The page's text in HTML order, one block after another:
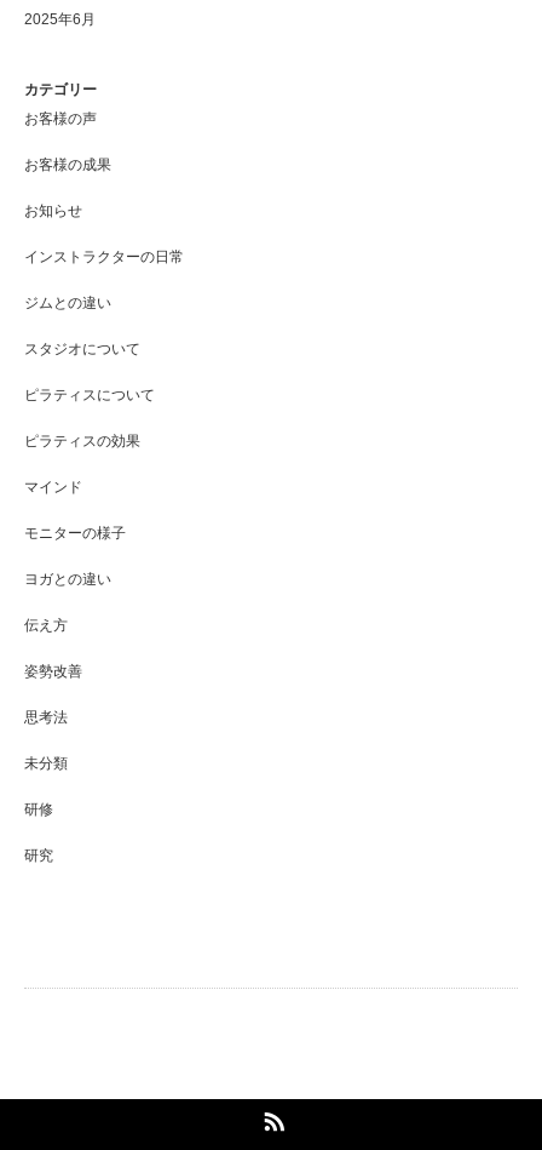
2025年6月
カテゴリー
お客様の声
お客様の成果
お知らせ
インストラクターの日常
ジムとの違い
スタジオについて
ピラティスについて
ピラティスの効果
マインド
モニターの様子
ヨガとの違い
伝え方
姿勢改善
思考法
未分類
研修
研究